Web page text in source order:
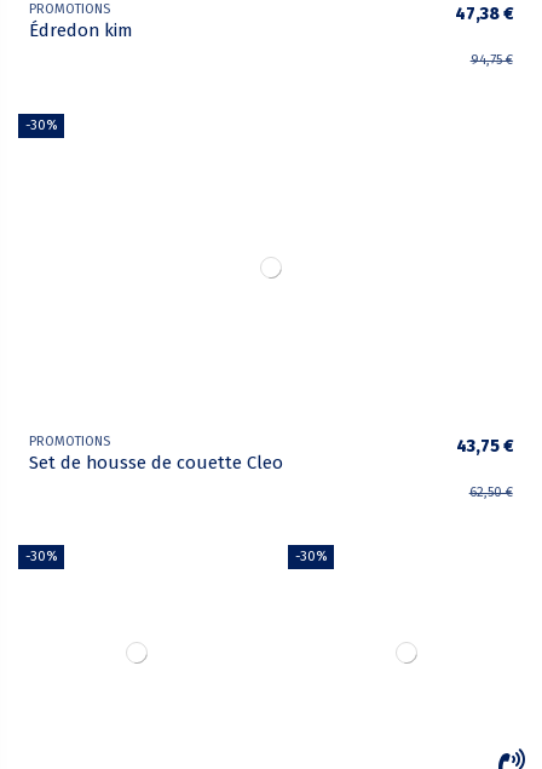
PROMOTIONS
Édredon kim
47,38 €
94,75 €
-30%
PROMOTIONS
Set de housse de couette Cleo
43,75 €
62,50 €
-30% -30%